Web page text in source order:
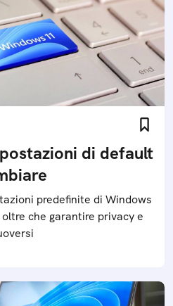
di default
predefinite di Windows
che garantire privacy e